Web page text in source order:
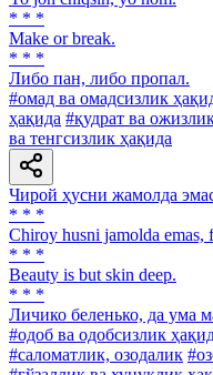
* * *
Make or break.
* * *
Либо пан, либо пропал.
#омад ва омадсизлик
ҳақида #қудрат ва
ва тенгсизлик ҳақида
Чирой ҳусни жамолда
* * *
Chiroy husni jamolda emas,
* * *
Beauty is but skin deep.
* * *
Личико беленько, да ума
#одоб ва одобсизлик
#саломатлик, озодалик